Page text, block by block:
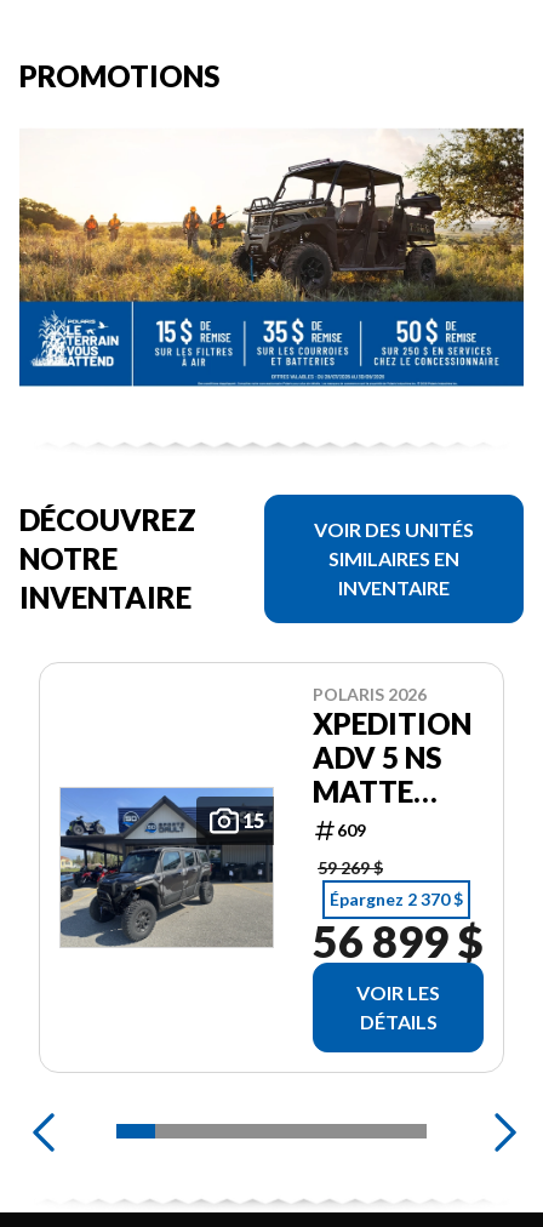
PROMOTIONS
DÉCOUVREZ
NOTRE
INVENTAIRE
VOIR DES UNITÉS
SIMILAIRES EN
INVENTAIRE
15
POLARIS 2026
XPEDITION
ADV 5 NS
MATTE
SUPER
GRAPHITE
609
59 269 $
Épargnez 2 370 $
56 899 $
VOIR LES
DÉTAILS